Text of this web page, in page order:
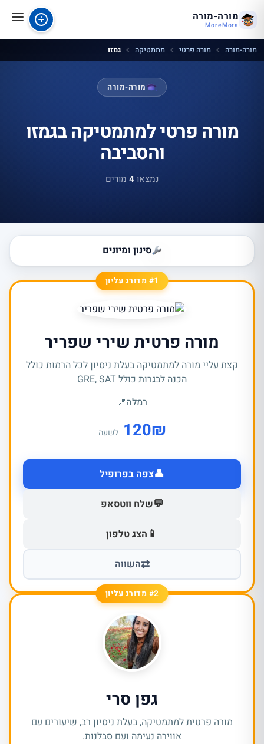
מורה-מורה
MoreMora
מורה-מורה מורה פרטי מתמטיקה גמזו
מורה-מורה
מורה פרטי למתמטיקה בגמזו
והסביבה
נמצאו4 מורים
סינון ומיונים
#1 מדורג עליון
מורה פרטית שירי שפריר
קצת עליי מורה למתמטיקה בעלת ניסיון לכל הרמות כולל
הכנה לבגרות כולל GRE, SAT
רמלה📍
₪
120 לשעה
👤צפה בפרופיל
💬שלח ווטסאפ
📱 הצג טלפון
⇄השווה
#2 מדורג עליון
גפן סרי
מורה פרטית למתמטיקה, בעלת ניסיון רב, שיעורים עם
אווירה נעימה ועם סבלנות.